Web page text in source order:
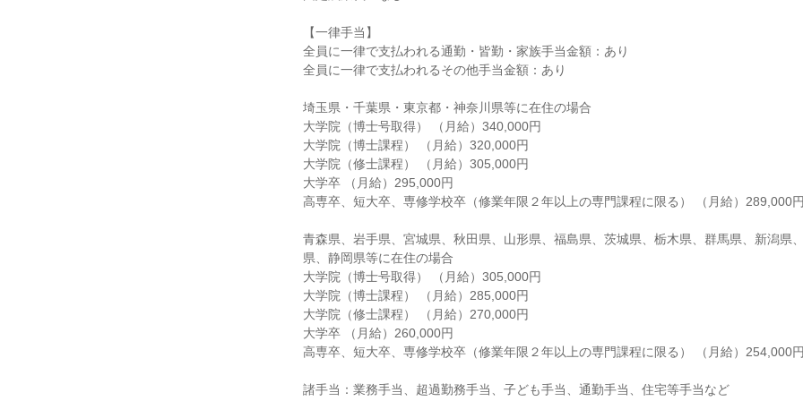
【一律手当】
全員に一律で支払われる通勤・皆勤・家族手当金額：あり
全員に一律で支払われるその他手当金額：あり
埼玉県・千葉県・東京都・神奈川県等に在住の場合
大学院（博士号取得） （月給）340,000円
大学院（博士課程） （月給）320,000円
大学院（修士課程） （月給）305,000円
大学卒 （月給）295,000円
高専卒、短大卒、専修学校卒（修業年限２年以上の専門課程に限る） （月給）289,000円
青森県、岩手県、宮城県、秋田県、山形県、福島県、茨城県、栃木県、群馬県、新潟県
県、静岡県等に在住の場合
大学院（博士号取得） （月給）305,000円
大学院（博士課程） （月給）285,000円
大学院（修士課程） （月給）270,000円
大学卒 （月給）260,000円
高専卒、短大卒、専修学校卒（修業年限２年以上の専門課程に限る） （月給）254,000円
諸手当：業務手当、超過勤務手当、子ども手当、通勤手当、住宅等手当など